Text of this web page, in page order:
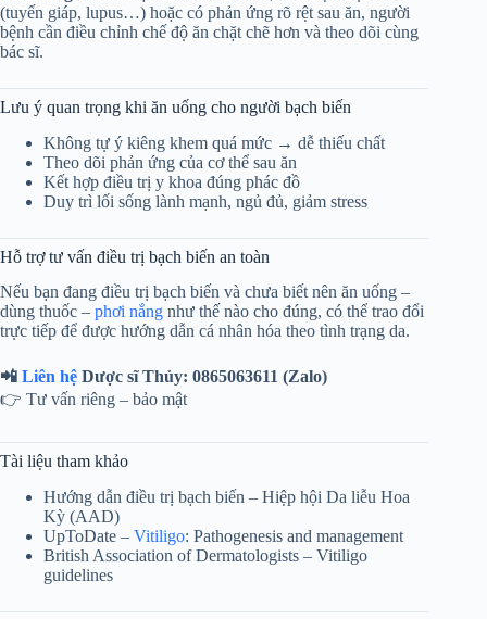
(tuyến giáp, lupus…) hoặc có phản ứng rõ rệt sau ăn, người
bệnh cần điều chỉnh chế độ ăn chặt chẽ hơn và theo dõi cùng
bác sĩ.
Lưu ý quan trọng khi ăn uống cho người bạch biến
Không tự ý kiêng khem quá mức → dễ thiếu chất
Theo dõi phản ứng của cơ thể sau ăn
Kết hợp điều trị y khoa đúng phác đồ
Duy trì lối sống lành mạnh, ngủ đủ, giảm stress
Hỗ trợ tư vấn điều trị bạch biến an toàn
Nếu bạn đang điều trị bạch biến và chưa biết nên ăn uống –
dùng thuốc – phơi nắng như thế nào cho đúng, có thể trao đổi
trực tiếp để được hướng dẫn cá nhân hóa theo tình trạng da.
📲 Liên hệ Dược sĩ Thủy: 0865063611 (Zalo)
👉 Tư vấn riêng – bảo mật
Tài liệu tham khảo
Hướng dẫn điều trị bạch biến – Hiệp hội Da liễu Hoa
Kỳ (AAD)
UpToDate – Vitiligo: Pathogenesis and management
British Association of Dermatologists – Vitiligo
guidelines